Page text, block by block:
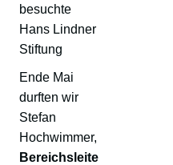
besuchte
Hans Lindner
Stiftung
Ende Mai
durften wir
Stefan
Hochwimmer,
Bereichsleite